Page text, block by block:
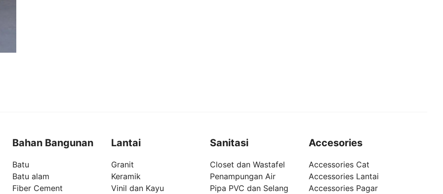
Bahan Bangunan
Batu
Batu alam
Fiber Cement
Lantai
Granit
Keramik
Vinil dan Kayu
Sanitasi
Closet dan Wastafel
Penampungan Air
Pipa PVC dan Selang
Accesories
Accessories Cat
Accessories Lantai
Accessories Pagar